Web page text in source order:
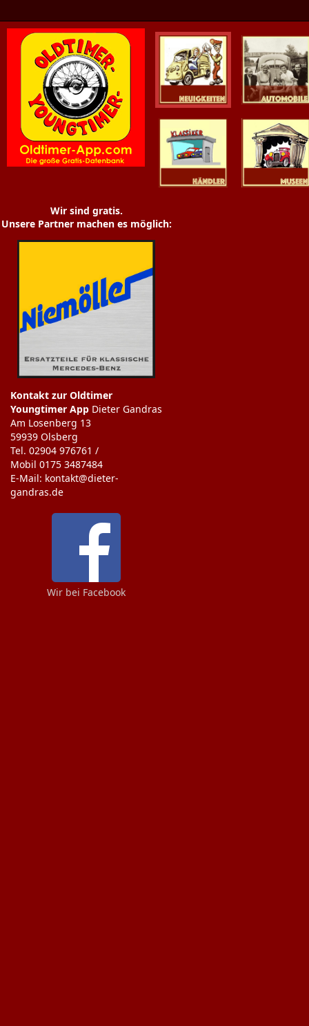
Youngtimer
Wir sind gratis.
Unsere Partner machen es möglich:
Kontakt zur Oldtimer
Youngtimer App Dieter Gandras
Am Losenberg 13
59939 Olsberg
Tel. 02904 976761 /
Mobil 0175 3487484
E-Mail: kontakt@dieter-
gandras.de
Wir bei Facebook